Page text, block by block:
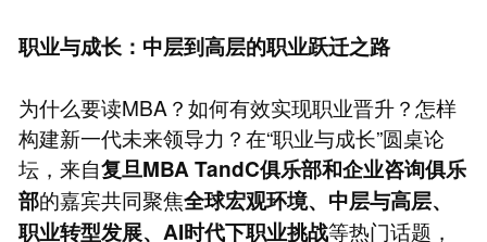
职业与成长：中层到高层的职业跃迁之路
为什么要读MBA？如何有效实现职业晋升？怎样
构建新一代未来领导力？在“职业与成长”圆桌论
坛，来自复旦MBA TandC俱乐部和企业咨询俱乐
部的嘉宾共同聚焦全球宏观环境、中层与高层、
职业转型发展、 AI时代下职业挑战等热门话题，